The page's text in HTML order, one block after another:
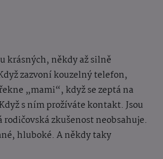
krásných, někdy až silně
zazvoní kouzelný telefon,
„mami“, když se zeptá na
s ním prožíváte kontakt. Jsou
zkušenost neobsahuje.
hluboké. A někdy taky